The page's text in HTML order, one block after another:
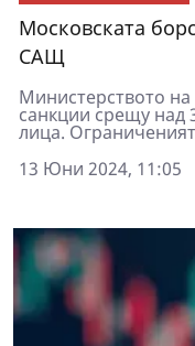
Московската
САЩ
Министерството
санкции срещу над
лица.
13 Юни 2024, 11:05